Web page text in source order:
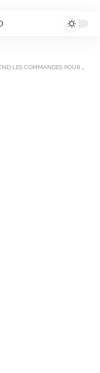
UNE NOUVELLE PHASE DE CROISSANCE